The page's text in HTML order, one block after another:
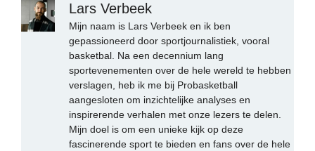
Lars Verbeek
Mijn naam is Lars Verbeek en ik ben
gepassioneerd door sportjournalistiek, vooral
basketbal. Na een decennium lang
sportevenementen over de hele wereld te hebben
verslagen, heb ik me bij Probasketball
aangesloten om inzichtelijke analyses en
inspirerende verhalen met onze lezers te delen.
Mijn doel is om een unieke kijk op deze
fascinerende sport te bieden en fans over de hele